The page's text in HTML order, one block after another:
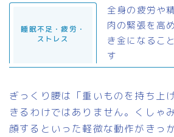
睡眠不足・疲労・
ストレス
全身の疲労や
肉の緊張を高
き金になるこ
す
ぎっくり腰は「重いものを持ち上
きるわけではありません。くしゃ
顔するといった軽微な動作がきっ